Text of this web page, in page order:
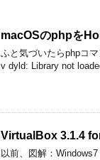
macOSのphpを
ふと気づいたらphpコ
v dyld: Library not
VirtualBox 3.1.4
以前、図解：